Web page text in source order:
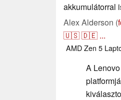
akkumulátorral
Alex Alderson (
🇺🇸🇩🇪 ...
AMDZen 5
A